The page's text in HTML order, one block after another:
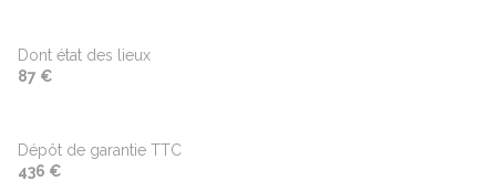
Dont état des lieux
87 €
Dépôt de garantie TTC
436 €